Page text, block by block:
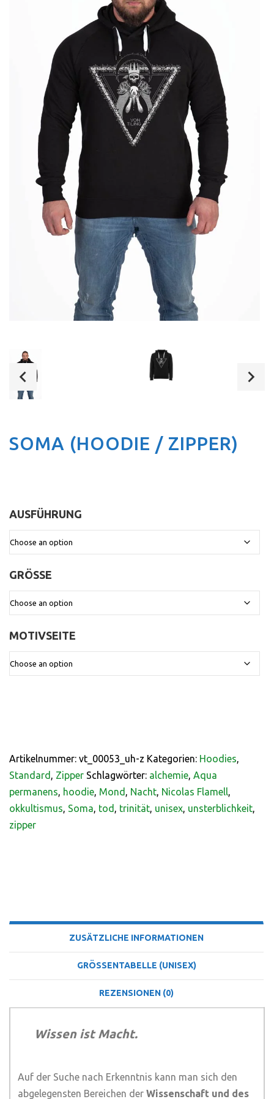
SOMA (HOODIE / ZIPPER)
AUSFÜHRUNG
GRÖSSE
MOTIVSEITE
Artikelnummer: vt_00053_uh-z Kategorien: Hoodies,
Standard , Zipper Schlagwörter: alchemie, Aqua
permanens, hoodie, Mond , Nacht, Nicolas Flamell,
okkultismus, Soma, tod , trinität, unisex, unsterblichkeit,
zipper
ZUSÄTZLICHE INFORMATIONEN
GRÖSSENTABELLE (UNISEX)
REZENSIONEN (0)
Wissen ist Macht.
Auf der Suche nach Erkenntnis kann man sich den
abgelegensten Bereichen der Wissenschaft und des